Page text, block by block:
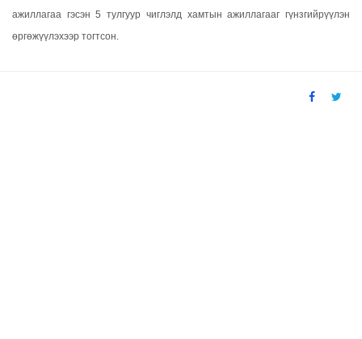
ажиллагаа гэсэн 5 тулгуур чиглэлд хамтын ажиллагааг гүнзгийрүүлэн
өргөжүүлэхээр тогтсон.